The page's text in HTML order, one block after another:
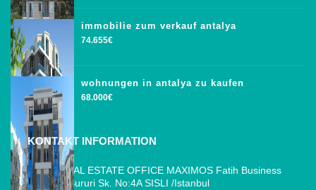
immobilie zum verkauf antalya
74.655€
wohnungen in antalya zu kaufen
68.000€
KONTAKT INFORMATION
ISTANBUL REAL ESTATE OFFICE MAXIMOS Fatih Business
Park, Cemal Sururi Sk. No:4A SISLI /Istanbul